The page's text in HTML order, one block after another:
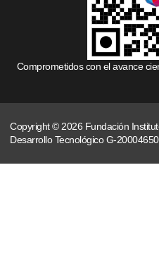
Comprometidos con el avance
Copyright © 2026 Fundación
Desarrollo Tecnológico G-